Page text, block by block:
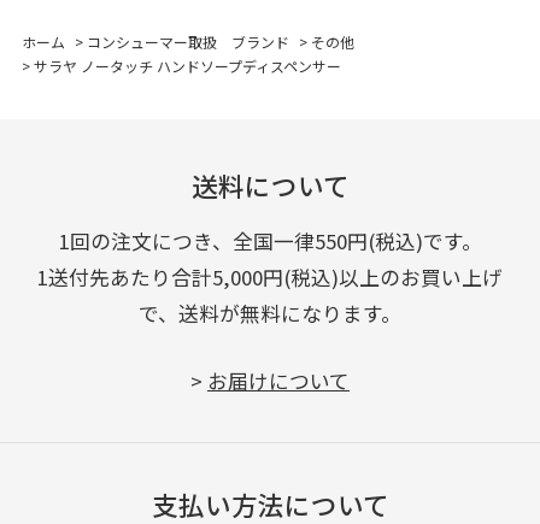
ホーム > コンシューマー取扱 ブランド > その他
>サラヤ ノータッチ ハンドソープディスペンサー
送料について
1回の注文につき、全国一律550円(税込)です。
1送付先あたり合計5,000円(税込)以上のお買い上げ
で、送料が無料になります。
> お届けについて
支払い方法について